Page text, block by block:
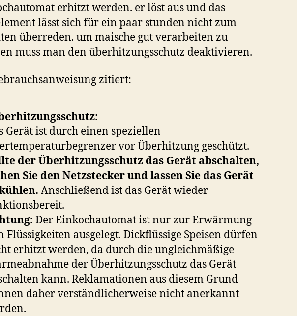
erhitzt werden. er löst aus und das
lässt sich für ein paar stunden nicht zum
überreden. um maische gut verarbeiten zu
muss man den überhitzungsschutz deaktivieren.
zitiert:
Gerät ist durch einen speziellen
vor Überhitzung geschützt.
der Überhitzungsschutz das Gerät abschalten,
Sie den Netzstecker und lassen Sie das Gerät
Anschließend ist das Gerät wieder
Der Einkochautomat ist nur zur Erwärmung
Flüssigkeiten ausgelegt. Dickflüssige Speisen dürfen
erhitzt werden, da durch die ungleichmäßige
der Überhitzungsschutz das Gerät
kann. Reklamationen aus diesem Grund
daher verständlicherweise nicht anerkannt